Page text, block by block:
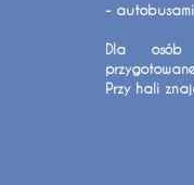
-
Dla osób
Przy hali